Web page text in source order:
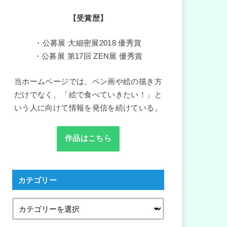
【受賞歴】
・公募展 大細密展2018 優秀賞
・公募展 第17回 ZEN展 優秀賞
当ホームページでは、ペン画や絵の描き方
だけでなく、「絵で食べていきたい！」と
いう人に向けて情報を発信を続けている。
作品はこちら
カテゴリー